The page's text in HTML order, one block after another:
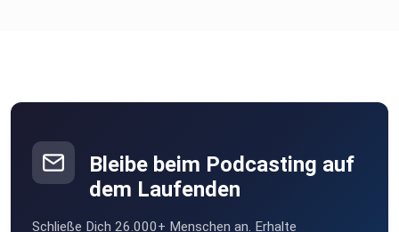
Bleibe beim Podcasting auf
dem Laufenden
Schließe Dich 26.000+ Menschen an. Erhalte